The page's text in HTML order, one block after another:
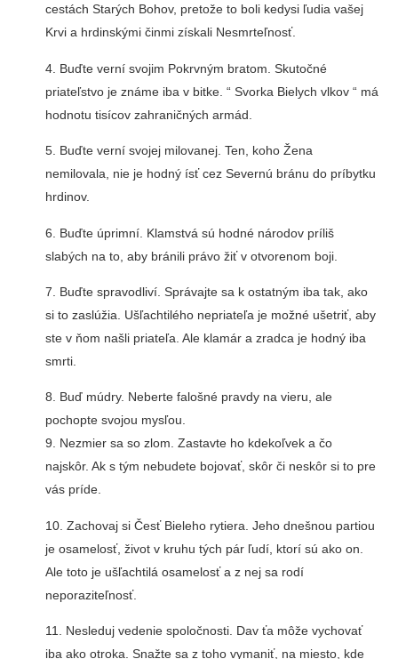
cestách Starých Bohov, pretože to boli kedysi ľudia vašej
Krvi a hrdinskými činmi získali Nesmrteľnosť.
4. Buďte verní svojim Pokrvným bratom. Skutočné
priateľstvo je známe iba v bitke. “ Svorka Bielych vlkov “ má
hodnotu tisícov zahraničných armád.
5. Buďte verní svojej milovanej. Ten, koho Žena
nemilovala, nie je hodný ísť cez Severnú bránu do príbytku
hrdinov.
6. Buďte úprimní. Klamstvá sú hodné národov príliš
slabých na to, aby bránili právo žiť v otvorenom boji.
7. Buďte spravodliví. Správajte sa k ostatným iba tak, ako
si to zaslúžia. Ušľachtilého nepriateľa je možné ušetriť, aby
ste v ňom našli priateľa. Ale klamár a zradca je hodný iba
smrti.
8. Buď múdry. Neberte falošné pravdy na vieru, ale
pochopte svojou mysľou.
9. Nezmier sa so zlom. Zastavte ho kdekoľvek a čo
najskôr. Ak s tým nebudete bojovať, skôr či neskôr si to pre
vás príde.
10. Zachovaj si Česť Bieleho rytiera. Jeho dnešnou partiou
je osamelosť, život v kruhu tých pár ľudí, ktorí sú ako on.
Ale toto je ušľachtilá osamelosť a z nej sa rodí
neporaziteľnosť.
11. Nesleduj vedenie spoločnosti. Dav ťa môže vychovať
iba ako otroka. Snažte sa z toho vymaniť, na miesto, kde